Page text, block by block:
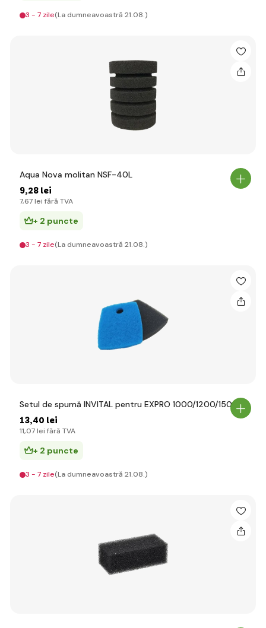
3 - 7 zile(La dumneavoastră 21.08.)
Aqua Nova molitan NSF-40L
9,28 lei
7,67 lei fără TVA
+ 2 puncte
3 - 7 zile(La dumneavoastră 21.08.)
Setul de spumă INVITAL pentru EXPRO 1000/1200/1500
13,40 lei
11,07 lei fără TVA
+ 2 puncte
3 - 7 zile(La dumneavoastră 21.08.)